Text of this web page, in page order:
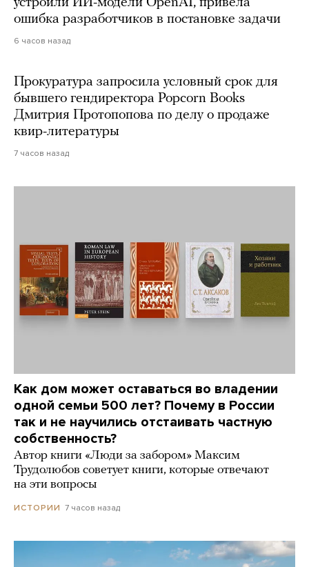
устроили ИИ-модели OpenAI, привела
ошибка разработчиков в постановке задачи
6 часов назад
Прокуратура запросила условный срок для
бывшего гендиректора Popcorn Books
Дмитрия Протопопова по делу о продаже
квир-литературы
7 часов назад
Как дом может оставаться во владении
одной семьи 500 лет? Почему в России
так и не научились отстаивать частную
собственность?
Автор книги «Люди за забором» Максим
Трудолюбов советует книги, которые отвечают
на эти вопросы
ИСТОРИИ 7 часов назад